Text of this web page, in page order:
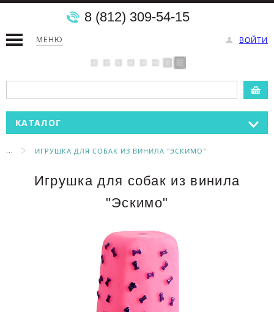
МЕНЮ ВОЙТИ
8 (812) 309-54-15
КАТАЛОГ
... ИГРУШКА ДЛЯ СОБАК ИЗ ВИНИЛА "ЭСКИМО"
Игрушка для собак из винила
"Эскимо"